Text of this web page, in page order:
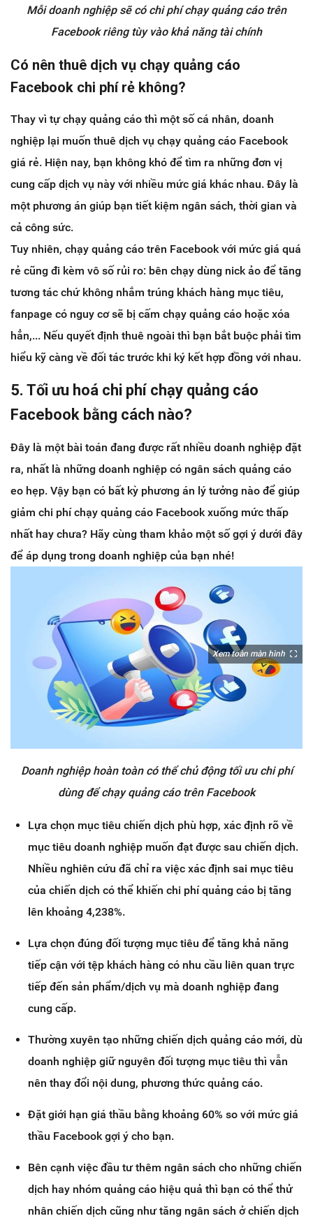
Mỗi doanh nghiệp sẽ có chi phí chạy quảng cáo trên
Facebook riêng tùy vào khả năng tài chính
Có nên thuê dịch vụ chạy quảng cáo
Facebook chi phí rẻ không?
Thay vì tự chạy quảng cáo thì một số cá nhân, doanh
nghiệp lại muốn thuê dịch vụ chạy quảng cáo Facebook
giá rẻ. Hiện nay, bạn không khó để tìm ra những đơn vị
cung cấp dịch vụ này với nhiều mức giá khác nhau. Đây là
một phương án giúp bạn tiết kiệm ngân sách, thời gian và
cả công sức.
Tuy nhiên, chạy quảng cáo trên Facebook với mức giá quá
rẻ cũng đi kèm vô số rủi ro: bên chạy dùng nick ảo để tăng
tương tác chứ không nhắm trúng khách hàng mục tiêu,
fanpage có nguy cơ sẽ bị cấm chạy quảng cáo hoặc xóa
hẳn,... Nếu quyết định thuê ngoài thì bạn bắt buộc phải tìm
hiểu kỹ càng về đối tác trước khi ký kết hợp đồng với nhau.
5. Tối ưu hoá chi phí chạy quảng cáo
Facebook bằng cách nào?
Đây là một bài toán đang được rất nhiều doanh nghiệp đặt
ra, nhất là những doanh nghiệp có ngân sách quảng cáo
eo hẹp. Vậy bạn có bất kỳ phương án lý tưởng nào để giúp
giảm chi phí chạy quảng cáo Facebook xuống mức thấp
nhất hay chưa? Hãy cùng tham khảo một số gợi ý dưới đây
để áp dụng trong doanh nghiệp của bạn nhé!
Xem toàn màn hình
Doanh nghiệp hoàn toàn có thể chủ động tối ưu chi phí
dùng để chạy quảng cáo trên Facebook
Lựa chọn mục tiêu chiến dịch phù hợp, xác định rõ về
mục tiêu doanh nghiệp muốn đạt được sau chiến dịch.
Nhiều nghiên cứu đã chỉ ra việc xác định sai mục tiêu
của chiến dịch có thể khiến chi phí quảng cáo bị tăng
lên khoảng 4,238%.
Lựa chọn đúng đối tượng mục tiêu để tăng khả năng
tiếp cận với tệp khách hàng có nhu cầu liên quan trực
tiếp đến sản phẩm/dịch vụ mà doanh nghiệp đang
cung cấp.
Thường xuyên tạo những chiến dịch quảng cáo mới, dù
doanh nghiệp giữ nguyên đối tượng mục tiêu thì vẫn
nên thay đổi nội dung, phương thức quảng cáo.
Đặt giới hạn giá thầu bằng khoảng 60% so với mức giá
thầu Facebook gợi ý cho bạn.
Bên cạnh việc đầu tư thêm ngân sách cho những chiến
dịch hay nhóm quảng cáo hiệu quả thì bạn có thể thử
nhân chiến dịch cũng như tăng ngân sách ở chiến dịch